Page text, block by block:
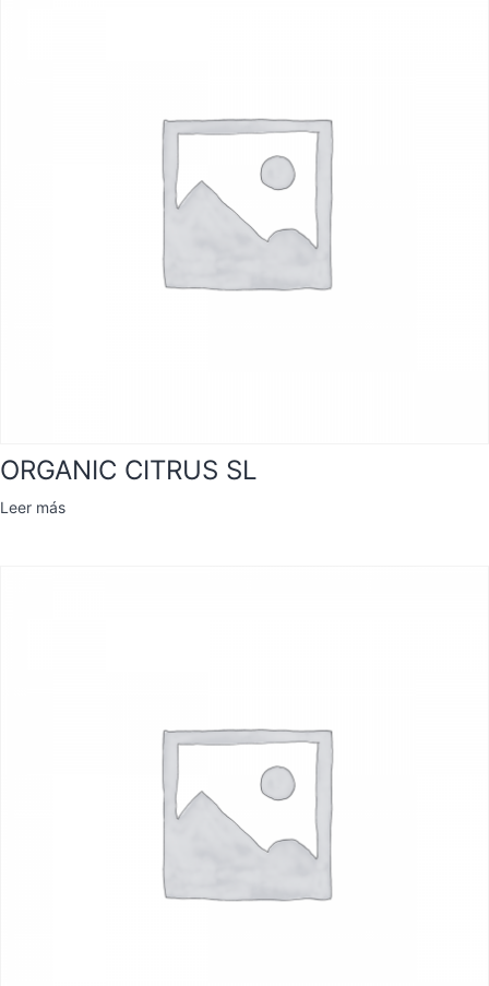
ORGANIC CITRUS SL
Leer más